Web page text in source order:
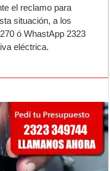
el reclamo para
situación, a los
ó WhastApp 2323
eléctrica.